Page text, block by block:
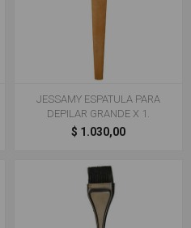
JESSAMY ESPATULA PARA
DEPILAR GRANDE X 1.
$ 1.030,00